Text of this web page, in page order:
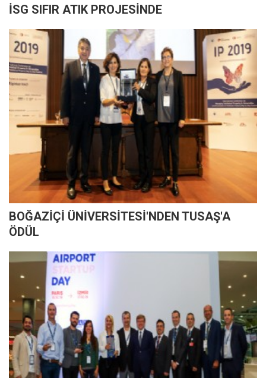
İSG SIFIR ATIK PROJESİNDE
BOĞAZİÇİ ÜNİVERSİTESİ'NDEN TUSAŞ'A
ÖDÜL